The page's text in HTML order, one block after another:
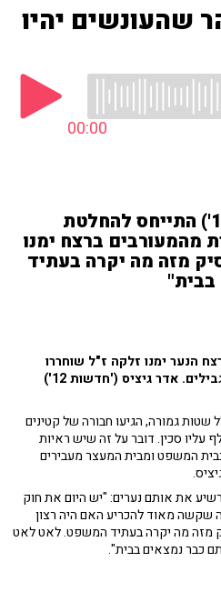
שהעונשים יהיו
00:00
אדר גיציס ('חדשות 12') התייחס להחלטת
ברצח ימנו
מזה מה יקרה בעתיד
הנער ימנו זלקה ז"ל שוחררו
מבית המעצר למעצר בתנאים מגבילים. אדר גיציס ('חדשות 12')
שטות גמורה, הגיעו חבורה של קטינים
סכין. דובר על זה שיש ראיות
המשפט ומבית המעצר מעבירים
את אותם נערים: "יש היום את חוק
שקשה מאוד להכריע האם היה רצון
מזה מה יקרה בעתיד המשפט. לאט לאט
כבר נמצאים בבית".